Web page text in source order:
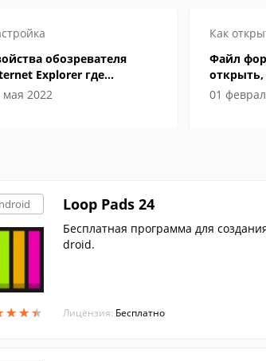
обозревателя
Explorer где
мая 2022
Как
Файл
открыть,
01
★★★
★★★
Loop Pads 24
Бесплатная программа для
droid.
Лицензия: Бесплатно